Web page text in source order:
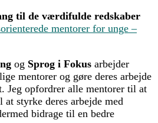
til de værdifulde redskaber
mentorer for unge –
og Sprog i Fokus arbejder
mentorer og gøre deres arbejde
Jeg opfordrer alle mentorer til at
at styrke deres arbejde med
bidrage til en bedre